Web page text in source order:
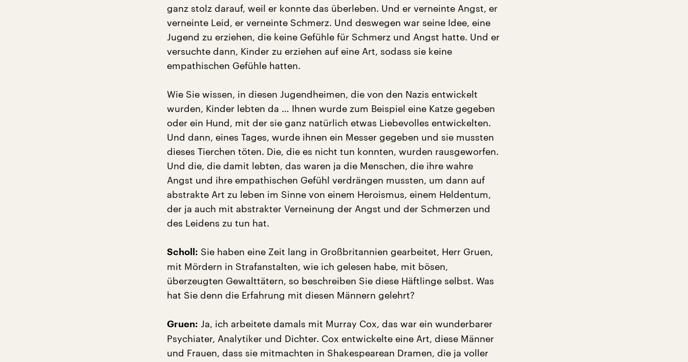
ganz stolz darauf, weil er konnte das überleben. Und er verneinte Angst, er
verneinte Leid, er verneinte Schmerz. Und deswegen war seine Idee, eine
Jugend zu erziehen, die keine Gefühle für Schmerz und Angst hatte. Und er
versuchte dann, Kinder zu erziehen auf eine Art, sodass sie keine
empathischen Gefühle hatten.
Wie Sie wissen, in diesen Jugendheimen, die von den Nazis entwickelt
wurden, Kinder lebten da … Ihnen wurde zum Beispiel eine Katze gegeben
oder ein Hund, mit der sie ganz natürlich etwas Liebevolles entwickelten.
Und dann, eines Tages, wurde ihnen ein Messer gegeben und sie mussten
dieses Tierchen töten. Die, die es nicht tun konnten, wurden rausgeworfen.
Und die, die damit lebten, das waren ja die Menschen, die ihre wahre
Angst und ihre empathischen Gefühl verdrängen mussten, um dann auf
abstrakte Art zu leben im Sinne von einem Heroismus, einem Heldentum,
der ja auch mit abstrakter Verneinung der Angst und der Schmerzen und
des Leidens zu tun hat.
Scholl: Sie haben eine Zeit lang in Großbritannien gearbeitet, Herr Gruen,
mit Mördern in Strafanstalten, wie ich gelesen habe, mit bösen,
überzeugten Gewalttätern, so beschreiben Sie diese Häftlinge selbst. Was
hat Sie denn die Erfahrung mit diesen Männern gelehrt?
Gruen: Ja, ich arbeitete damals mit Murray Cox, das war ein wunderbarer
Psychiater, Analytiker und Dichter. Cox entwickelte eine Art, diese Männer
und Frauen, dass sie mitmachten in Shakespearean Dramen, die ja voller